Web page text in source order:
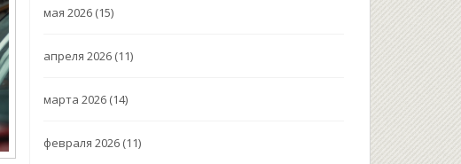
мая 2026 (15)
апреля 2026 (11)
марта 2026 (14)
февраля 2026 (11)